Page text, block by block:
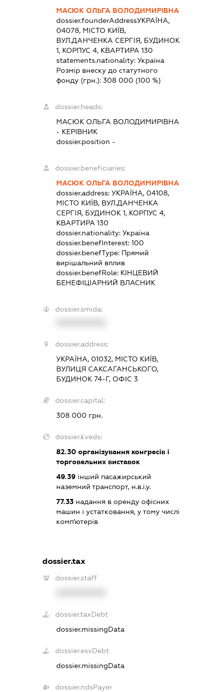
МАСЮК ОЛЬГА ВОЛОДИМИРІВНА
dossier.founderAddressУКРАЇНА,
04078, МІСТО КИЇВ,
ВУЛ.ДАНЧЕНКА СЕРГІЯ, БУДИНОК
1, КОРПУС 4, КВАРТИРА 130
statements.nationality:Україна
Розмір внеску до статутного
фонду (грн.):308 000 (100 %)
dossier.heads:
МАСЮК ОЛЬГА ВОЛОДИМИРІВНА
- КЕРІВНИК
dossier.position -
dossier.beneficiaries:
МАСЮК ОЛЬГА ВОЛОДИМИРІВНА
dossier.address:УКРАЇНА, 04108,
МІСТО КИЇВ, ВУЛ.ДАНЧЕНКА
СЕРГІЯ, БУДИНОК 1, КОРПУС 4,
КВАРТИРА 130
dossier.nationality:Україна
dossier.benefInterest:100
dossier.benefType: Прямий
вирішальний вплив
dossier.benefRole: КІНЦЕВИЙ
БЕНЕФІЦІАРНИЙ ВЛАСНИК
dossier.smida:
dossier.address:
УКРАЇНА, 01032, МІСТО КИЇВ,
ВУЛИЦЯ САКСАГАНСЬКОГО,
БУДИНОК 74-Г, ОФІС 3
dossier.capital:
308 000 грн.
dossier.kveds:
82.30 організування конгресів і
торговельних виставок
49.39 інший пасажирський
наземний транспорт, н.в.і.у.
77.33 надання в оренду офісних
машин і устатковання, у тому числі
комп'ютерів
dossier.tax
dossier.staff
dossier.taxDebt
dossier.missingData
dossier.esvDebt
dossier.missingData
dossier.ndsPayer